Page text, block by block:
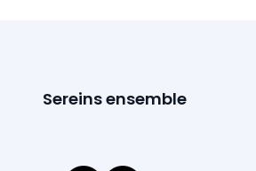
Sereins ensemble